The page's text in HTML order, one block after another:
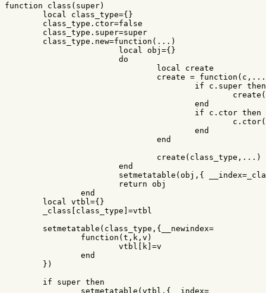
function
class ( super)
local
class_type={}
class_type . ctor=false
class_type . super=super
class_type . new=function ( ... )
local
obj ={}
do
local
create
create = function ( c , ...
if
c . super then
create (
end
if
c . ctor then
c . ctor(
end
end
create ( class_type , ... )
end
setmetatable (obj ,{ __index=
return obj
end
local
vtbl ={}
_class [ class_type ] =vtbl
setmetatable ( class_type ,{ __newindex=
function (t , k , v )
vtbl [ k ] =v
end
})
if
super then
setmetatable (vtbl ,{ __index=